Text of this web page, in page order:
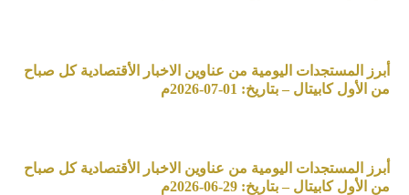
أبرز المستجدات اليومية من عناوين الاخبار الأقتصادية كل صباح
من الأول كابيتال – بتاريخ: 01-07-2026م
أبرز المستجدات اليومية من عناوين الاخبار الأقتصادية كل صباح
من الأول كابيتال – بتاريخ: 29-06-2026م